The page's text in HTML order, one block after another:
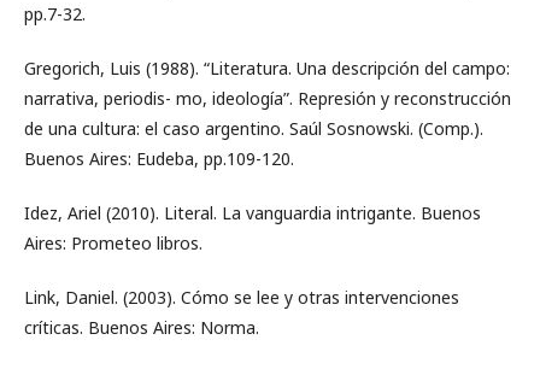
pp.7-32.
Gregorich, Luis (1988). “Literatura. Una descripción del campo:
narrativa, periodis- mo, ideología”. Represión y reconstrucción
de una cultura: el caso argentino. Saúl Sosnowski. (Comp.).
Buenos Aires: Eudeba, pp.109-120.
Idez, Ariel (2010). Literal. La vanguardia intrigante. Buenos
Aires: Prometeo libros.
Link, Daniel. (2003). Cómo se lee y otras intervenciones
críticas. Buenos Aires: Norma.